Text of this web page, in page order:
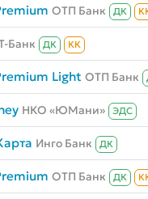
ОТП Банк ДК
Банк ДК КК
Light ОТП Банк
НКО «ЮМани» ЭДС
Инго Банк ДК
ОТП Банк ДК